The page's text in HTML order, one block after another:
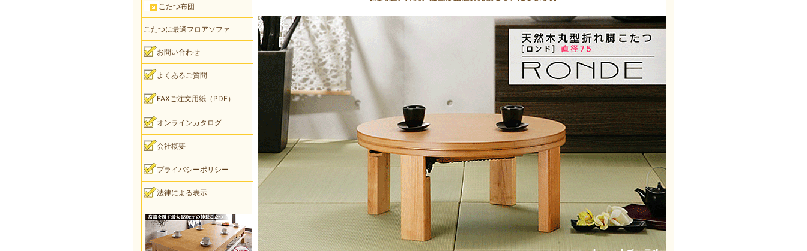
こたつ布団
こたつに最適フロアソファ
お問い合わせ
よくあるご質問
FAXご注文用紙（PDF）
オンラインカタログ
会社概要
プライバシーポリシー
法律による表示